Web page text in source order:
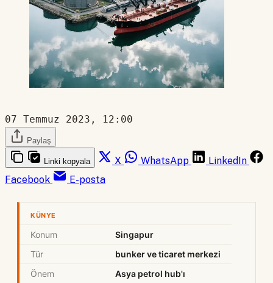
07 Temmuz 2023, 12:00
Paylaş
Linki kopyala X WhatsApp
LinkedIn
Facebook
E-posta
KÜNYE
Konum
Singapur
Tür
bunker ve ticaret merkezi
Önem
Asya petrol hub'ı